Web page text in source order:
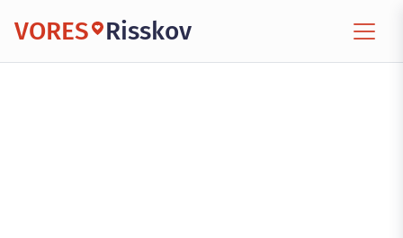
VORES Risskov